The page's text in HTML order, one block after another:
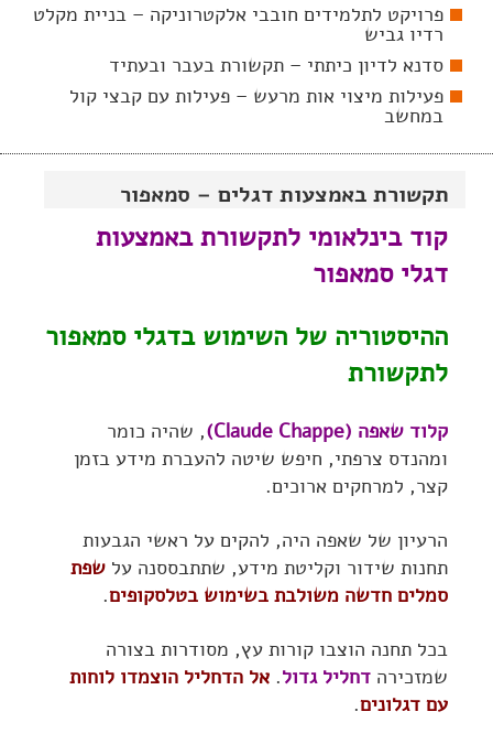
תקשורת באמצעות דגלים – סמאפור
קוד בינלאומי לתקשורת באמצעות
דגלי סמאפור
ההיסטוריה של השימוש בדגלי סמאפור
לתקשורת
קלוד שאפה (Claude Chappe)
, שהיה כומר
ומהנדס צרפתי, חיפש שיטה להעברת מידע בזמן
קצר, למרחקים ארוכים.
הרעיון של שאפה היה, להקים על ראשי הגבעות
תחנות שידור וקליטת מידע, שתתבססנה על שפת
סמלים חדשה משולבת בשימוש בטלסקופים.
בכל תחנה הוצבו קורות עץ, מסודרות בצורה
שמזכירה דחליל גדול. אל הדחליל הוצמדו לוחות
עם דגלונים.
פרויקט לתלמידים חובבי אלקטרוניקה – בניית מקלט
רדיו גביש
סדנא לדיון כיתתי – תקשורת בעבר ובעתיד
פעילות מיצוי אות מרעש – פעילות עם קבצי קול
במחשב